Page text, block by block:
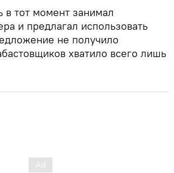
в тот момент занимал
и предлагал использовать
не получило
хватило всего лишь